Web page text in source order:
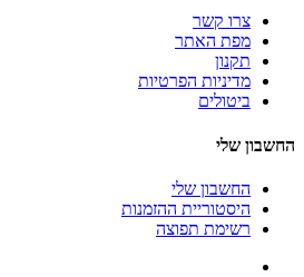
צרו קשר
מפת האתר
תקנון
מדיניות הפרטיות
ביטולים
החשבון שלי
החשבון שלי
היסטוריית ההזמנות
רשימת תפוצה